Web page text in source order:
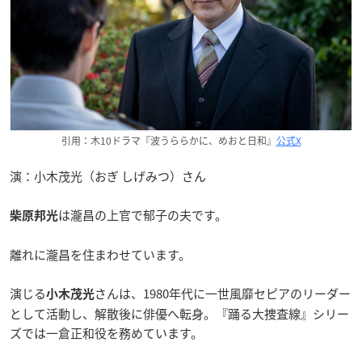
引用：木10ドラマ『波うららかに、めおと日和』 公式X
演：小木茂光（おぎ しげみつ）さん
柴原邦光は瀧昌の上官で郁子の夫です。
離れに瀧昌を住まわせています。
演じる小木茂光さんは、1980年代に一世風靡セピアのリーダー
として活動し、解散後に俳優へ転身。『踊る大捜査線』シリー
ズでは一倉正和役を務めています。